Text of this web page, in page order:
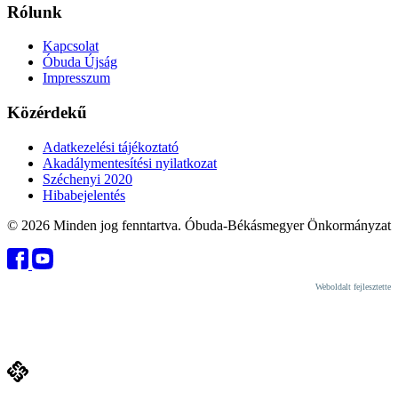
Rólunk
Kapcsolat
Óbuda Újság
Impresszum
Közérdekű
Adatkezelési tájékoztató
Akadálymentesítési nyilatkozat
Széchenyi 2020
Hibabejelentés
© 2026 Minden jog fenntartva. Óbuda-Békásmegyer Önkormányzat
Weboldalt fejlesztette